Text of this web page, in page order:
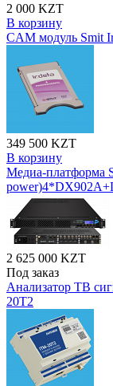
2 000 KZT
В корзину
CAM модуль Smit
349 500 KZT
В корзину
Медиа-платформа
2 625 000 KZT
Под заказ
Анализатор ТВ
20T2